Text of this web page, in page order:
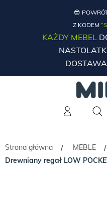
😎
Z KODEM
KAŻDY MEBEL
Strona główna / MEBLE /
Drewniany regał LOW